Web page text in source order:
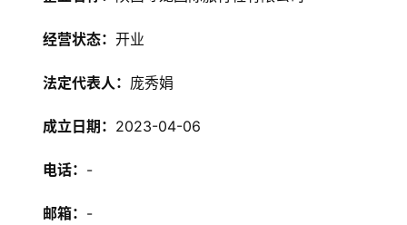
经营状态： 开业
法定代表人： 庞秀娟
成立日期： 2023-04-06
电话： -
邮箱： -